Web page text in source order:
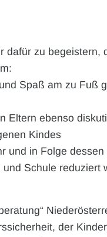
dafür zu begeistern,
Spaß am zu Fuß
Eltern ebenso
Kindes
und in Folge dessen
Schule reduziert
der